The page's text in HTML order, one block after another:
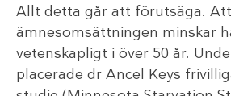
Allt detta går att förutsäga. Att
ämnesomsättningen minskar
vetenskapligt i över 50 år.
placerade dr Ancel Keys